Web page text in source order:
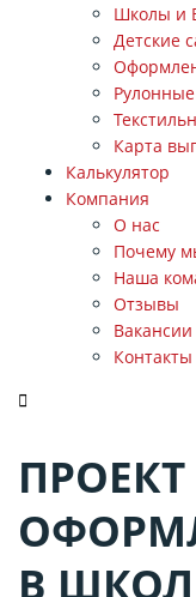
Школы и
Детские
Карта
Калькулятор
Компания
О нас
Почему
Наша
Отзывы
Вакансии
Контакты
В